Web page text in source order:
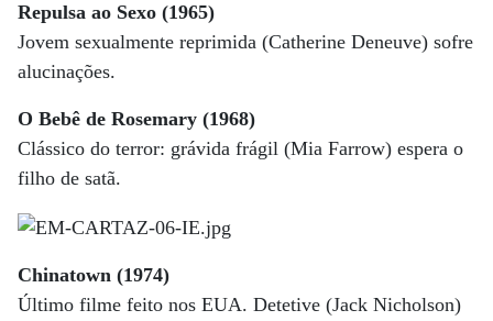
Repulsa ao Sexo (1965)
Jovem sexualmente reprimida (Catherine Deneuve) sofre
alucinações.
O Bebê de Rosemary (1968)
Clássico do terror: grávida frágil (Mia Farrow) espera o
filho de satã.
Chinatown (1974)
Último filme feito nos EUA. Detetive (Jack Nicholson)